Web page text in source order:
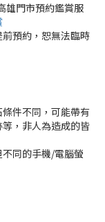
雄門市預約鑑賞服
預約，恕無法臨時
件不同，可能帶有
，非人為造成的皆
同的手機/電腦螢